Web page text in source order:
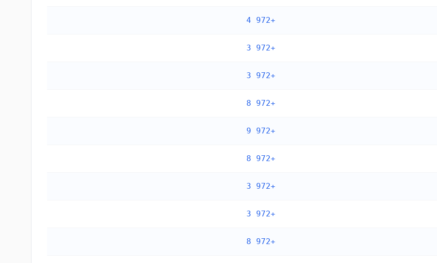
+972 4
+972 3
+972 3
+972 8
+972 9
+972 8
+972 3
+972 3
+972 8